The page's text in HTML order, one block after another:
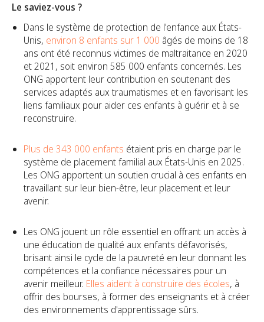
Le saviez-vous ?
Dans le système de protection de l'enfance aux États-
Unis, environ 8 enfants sur 1 000 âgés de moins de 18
ans ont été reconnus victimes de maltraitance en 2020
et 2021, soit environ 585 000 enfants concernés. Les
ONG apportent leur contribution en soutenant des
services adaptés aux traumatismes et en favorisant les
liens familiaux pour aider ces enfants à guérir et à se
reconstruire.
Plus de 343 000 enfants étaient pris en charge par le
système de placement familial aux États-Unis en 2025.
Les ONG apportent un soutien crucial à ces enfants en
travaillant sur leur bien-être, leur placement et leur
avenir.
Les ONG jouent un rôle essentiel en offrant un accès à
une éducation de qualité aux enfants défavorisés,
brisant ainsi le cycle de la pauvreté en leur donnant les
compétences et la confiance nécessaires pour un
avenir meilleur. Elles aident à construire des écoles, à
offrir des bourses, à former des enseignants et à créer
des environnements d'apprentissage sûrs.